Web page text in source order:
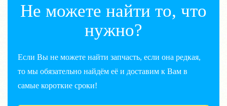
Не можете найти то, что
нужно?
Если Вы не можете найти запчасть, если она редкая,
то мы обязательно найдём её и доставим к Вам в
самые короткие сроки!